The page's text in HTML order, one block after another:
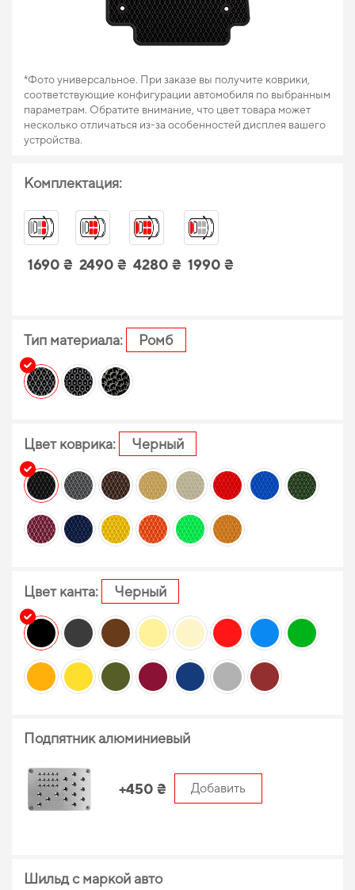
*Фото универсальное. При заказе вы получите коврики,
соответствующие конфигурации автомобиля по выбранным
параметрам. Обратите внимание, что цвет товара может
несколько отличаться из-за особенностей дисплея вашего
устройства.
Комплектация:
1690 ₴ 2490 ₴ 4280 ₴ 1990 ₴
Тип материала: Ромб
Цвет коврика: Черный
Цвет канта: Черный
Подпятник алюминиевый
+450 ₴ Добавить
Шильд с маркой авто